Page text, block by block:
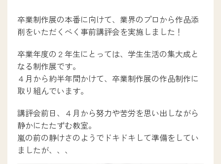
介護福祉学科
アニメイラスト学科
就職サポート
就職サポート
卒業生ストーリー
採用担当の方へ
卒業制作展の本番に向けて、業界のプロから作品添
削をいただくべく事前講評会を実施しました！
卒業年度の２年生にとっては、学生生活の集大成と
なる制作展です。
４月から約半年間かけて、卒業制作展の作品制作に
取り組んでいます。
講評会前日、４月から努力や苦労を思い出しながら
静かにたたずむ教室。
嵐の前の静けさのようでドキドキして準備をしてい
ましたが、、、